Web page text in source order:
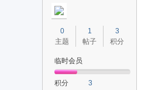
0
主题
1
帖子
3
积分
临时会员
积分
3